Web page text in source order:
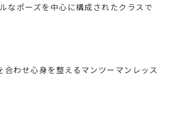
なポーズを中心に構成されたクラスで
わせ心身を整えるマンツーマンレッス